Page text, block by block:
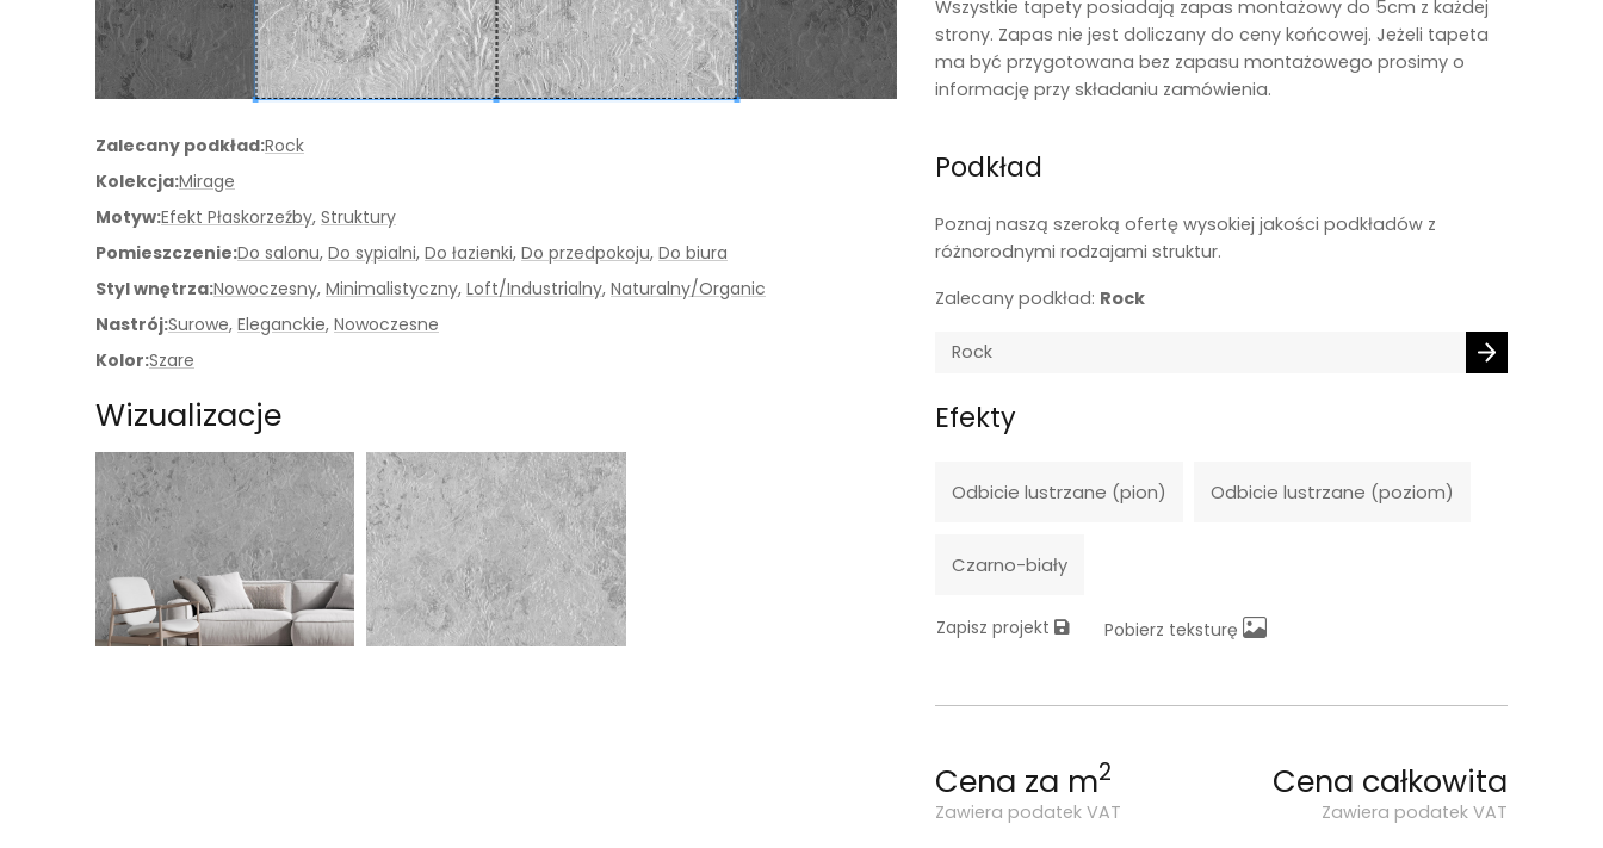
Zalecany podkład:Rock
Kolekcja:Mirage
Motyw:Efekt Płaskorzeźby, Struktury
Pomieszczenie:Do salonu, Do sypialni, Do łazienki, Do przedpokoju, Do biura
Styl wnętrza:Nowoczesny, Minimalistyczny, Loft/Industrialny, Naturalny/Organic
Nastrój:Surowe, Eleganckie, Nowoczesne
Kolor:Szare
Wizualizacje
Wszystkie tapety posiadają zapas montażowy do 5cm z każdej
strony. Zapas nie jest doliczany do ceny końcowej. Jeżeli tapeta
ma być przygotowana bez zapasu montażowego prosimy o
informację przy składaniu zamówienia.
Podkład
Poznaj naszą szeroką ofertę wysokiej jakości podkładów z
różnorodnymi rodzajami struktur.
Zalecany podkład: Rock
Efekty
Odbicie lustrzane (pion) Odbicie lustrzane (poziom)
Czarno-biały
Zapisz projekt Pobierz teksturę
Cena za m2
Zawiera podatek VAT
Cena całkowita
Zawiera podatek VAT